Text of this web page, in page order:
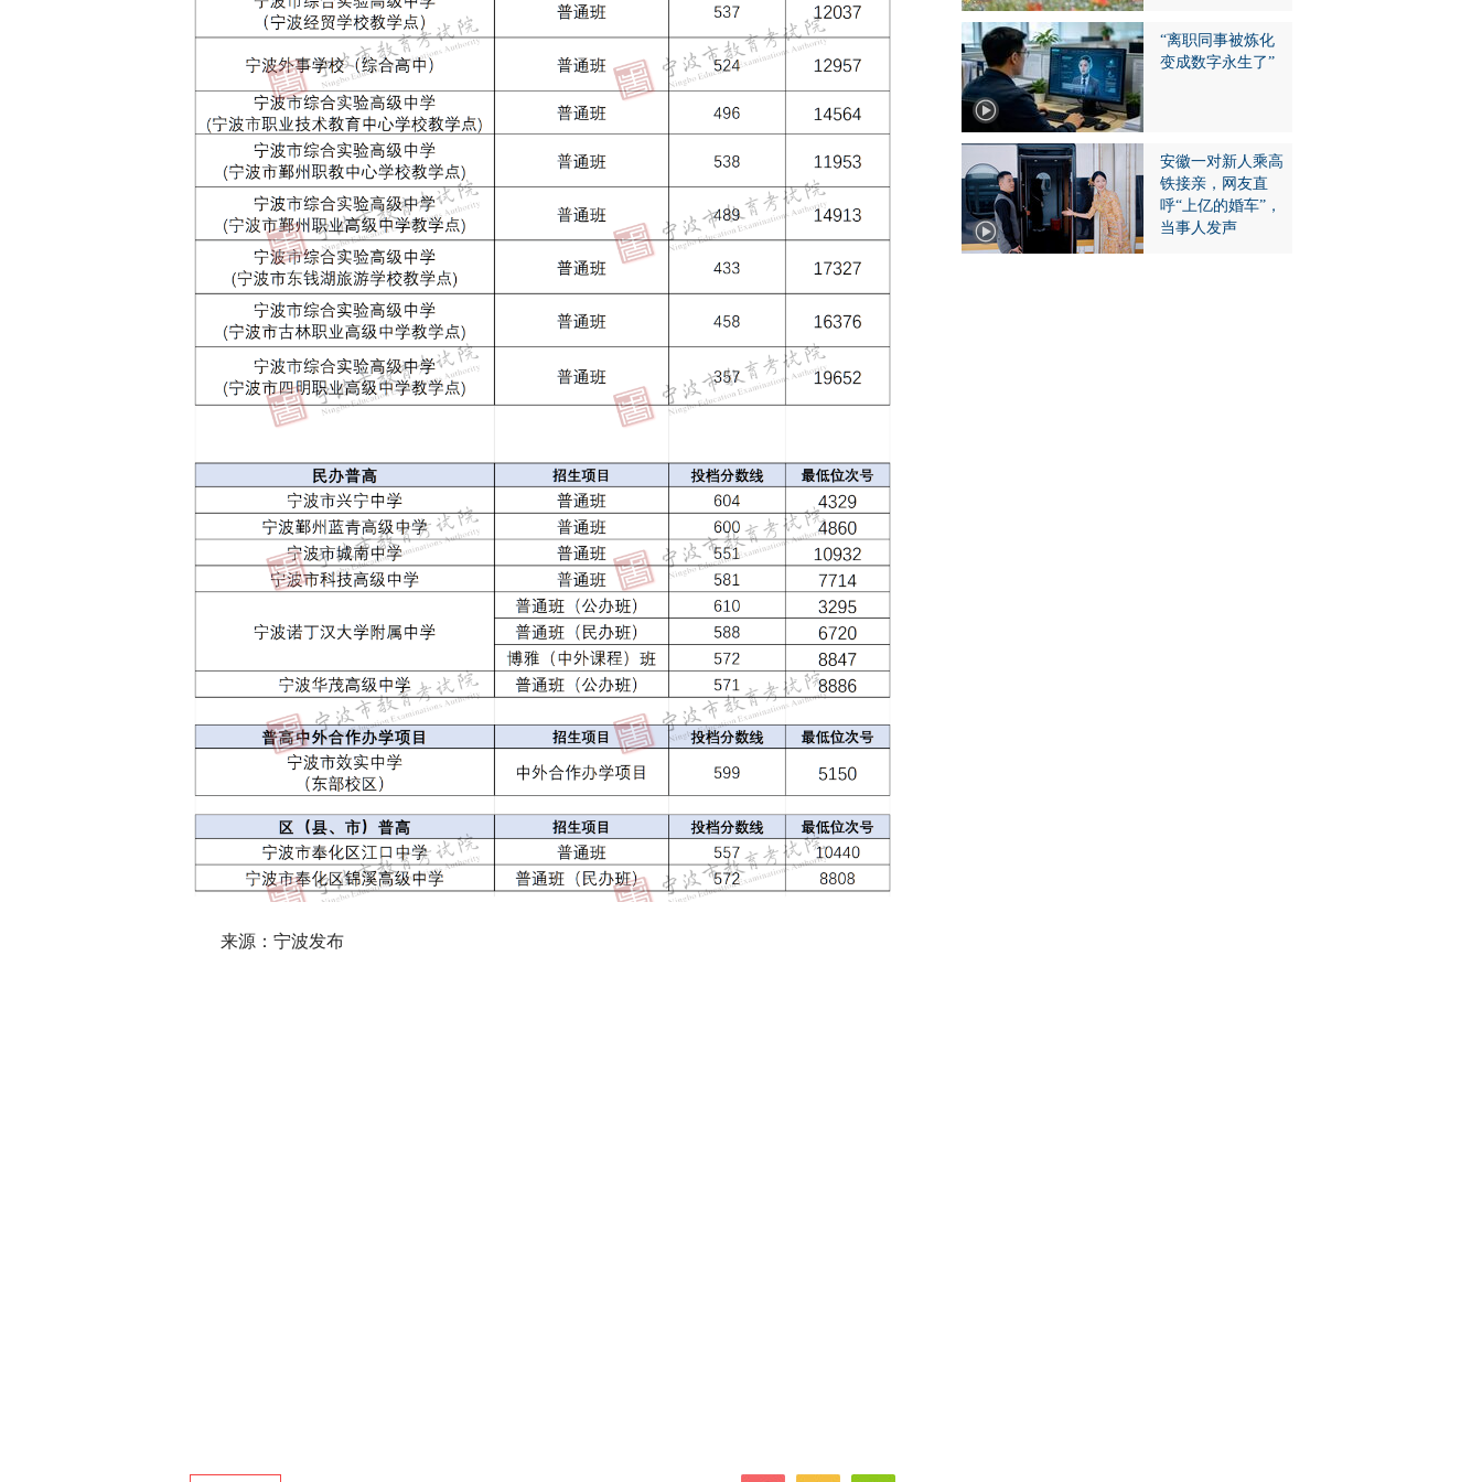
来源：宁波发布
“离职同事被炼化
变成数字永生了”
安徽一对新人乘高
铁接亲，网友直
呼“上亿的婚车”，
当事人发声